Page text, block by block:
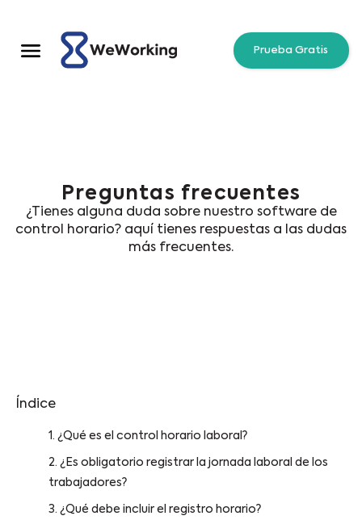
Prueba Gratis
Preguntas frecuentes
¿Tienes alguna duda sobre nuestro software de
control horario? aquí tienes respuestas a las dudas
más frecuentes.
Índice
1. ¿Qué es el control horario laboral?
2. ¿Es obligatorio registrar la jornada laboral de los
trabajadores?
3. ¿Qué debe incluir el registro horario?